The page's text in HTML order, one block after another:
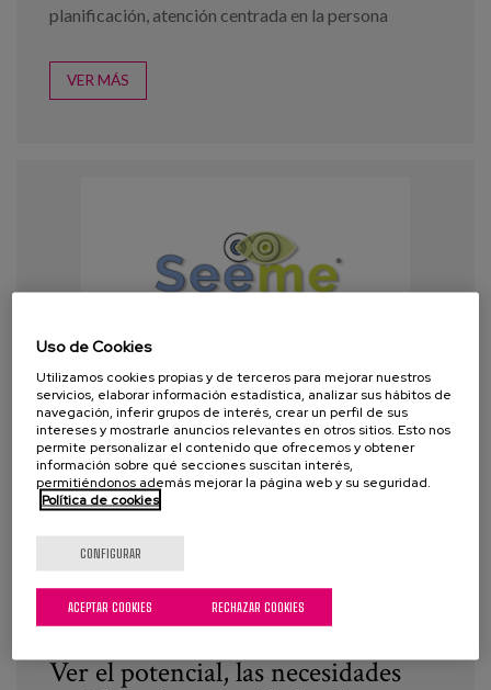
planificación atención centrada en la persona
VER MÁS
Ver el potencial, las necesidades
Uso de Cookies
Utilizamos cookies propias y de terceros para mejorar nuestros
servicios, elaborar información estadística, analizar sus hábitos de
navegación, inferir grupos de interés, crear un perfil de sus
intereses y mostrarle anuncios relevantes en otros sitios. Esto nos
permite personalizar el contenido que ofrecemos y obtener
información sobre qué secciones suscitan interés,
permitiéndonos además mejorar la página web y su seguridad.
Política de cookies
CONFIGURAR
RECHAZAR COOKIES
ACEPTAR COOKIES